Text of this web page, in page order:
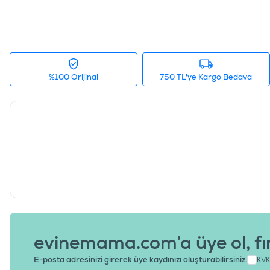
%100 Orijinal 750 TL'ye Kargo Bedava
evinemama.com’a üye ol,
E-posta adresinizi girerek üye kaydınızı oluşturabilirsiniz.